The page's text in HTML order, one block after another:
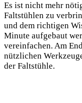
Es ist nicht mehr
Faltstühlen zu
⁤und dem richtigen
Minute aufgebaut
vereinfachen. Am
nützlichen
der Faltstühle.